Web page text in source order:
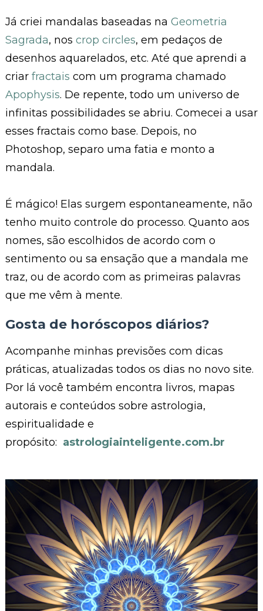
Já criei mandalas baseadas na Geometria
Sagrada, nos crop circles, em pedaços de
desenhos aquarelados, etc. Até que aprendi a
criar fractais com um programa chamado
Apophysis. De repente, todo um universo de
infinitas possibilidades se abriu. Comecei a usar
esses fractais como base. Depois, no
Photoshop, separo uma fatia e monto a
mandala.
É mágico! Elas surgem espontaneamente, não
tenho muito controle do processo. Quanto aos
nomes, são escolhidos de acordo com o
sentimento ou sa ensação que a mandala me
traz, ou de acordo com as primeiras palavras
que me vêm à mente.
Gosta de horóscopos diários?
Acompanhe minhas previsões com dicas
práticas, atualizadas todos os dias no novo site.
Por lá você também encontra livros, mapas
autorais e conteúdos sobre astrologia,
espiritualidade e
propósito: astrologiainteligente.com.br